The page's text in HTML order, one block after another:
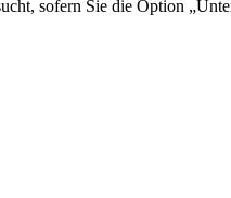
sofern Sie die Option